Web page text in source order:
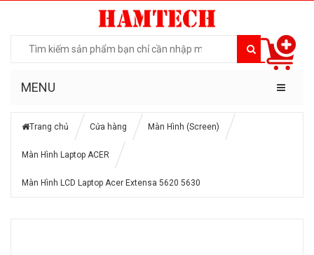
MENU
Trang chủ Cửa hàng Màn Hình (Screen)
Màn Hình Laptop ACER
Màn Hình LCD Laptop Acer Extensa 5620 5630